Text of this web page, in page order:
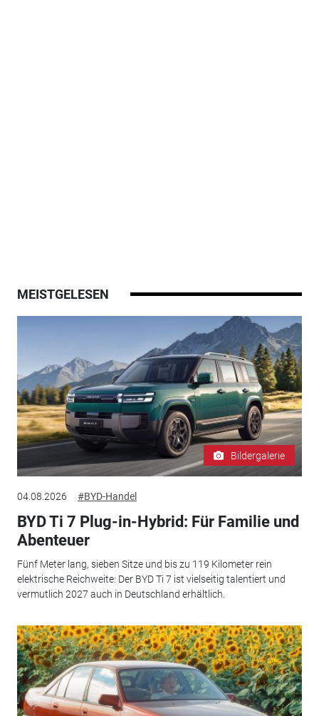
MEISTGELESEN
Bildergalerie
04.08.2026 #BYD-Handel
BYD Ti 7 Plug-in-Hybrid: Für Familie und
Abenteuer
Fünf Meter lang, sieben Sitze und bis zu 119 Kilometer rein
elektrische Reichweite: Der BYD Ti 7 ist vielseitig talentiert und
vermutlich 2027 auch in Deutschland erhältlich.